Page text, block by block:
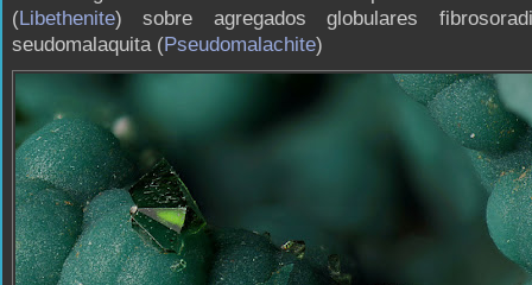
(Libethenite) sobre agregados globulares
seudomalaquita (Pseudomalachite)